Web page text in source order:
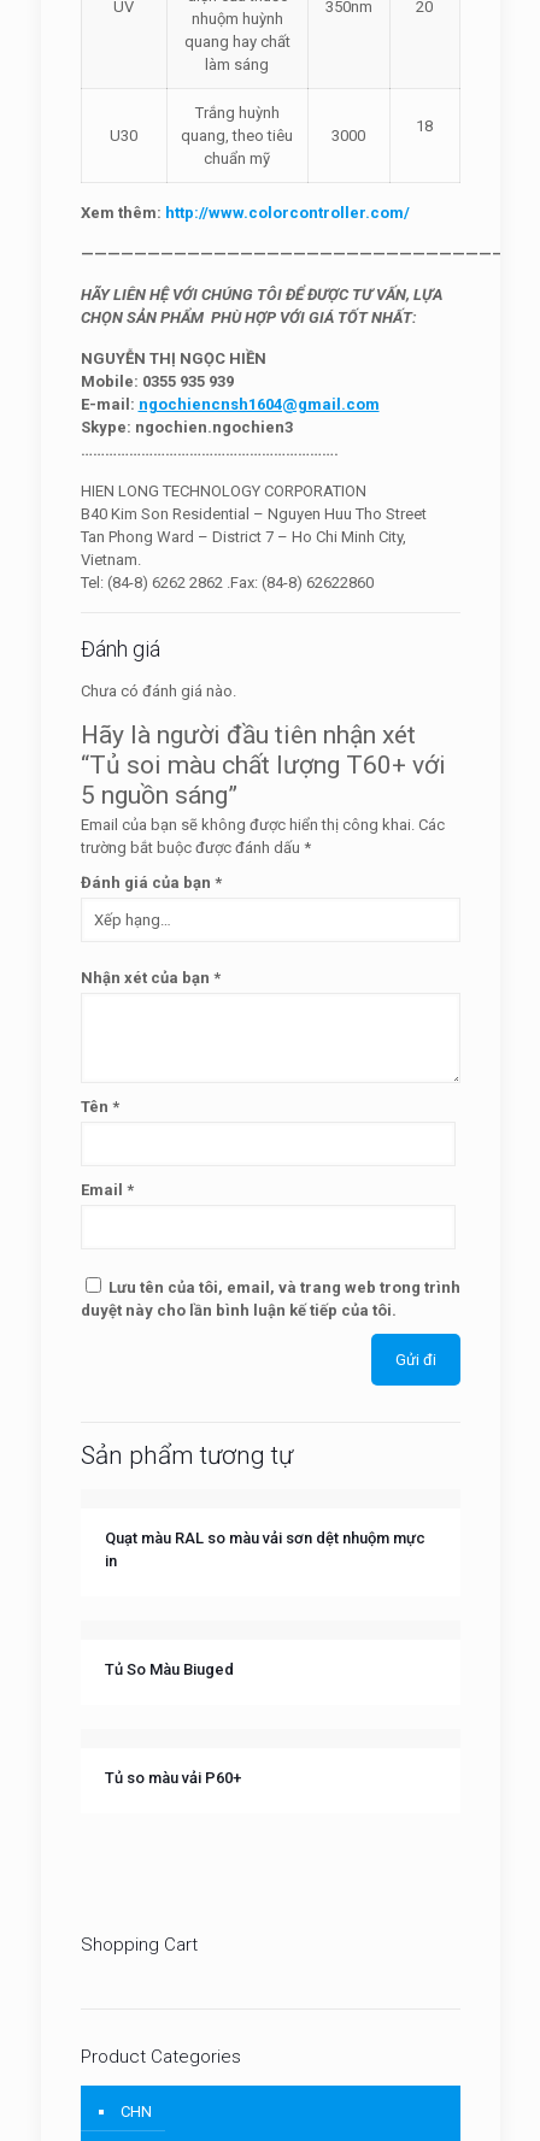
UV
nhuộm huỳnh
quang hay chất
làm sáng
350nm 20
U30
Trắng huỳnh
quang, theo tiêu
chuẩn mỹ
3000
18
Xem thêm: http://www.colorcontroller.com/
—————————————————————————————————-
HÃY LIÊN HỆ VỚI CHÚNG TÔI ĐỂ ĐƯỢC TƯ VẤN, LỰA
CHỌN SẢN PHẨM PHÙ HỢP VỚI GIÁ TỐT NHẤT:
NGUYỄN THỊ NGỌC HIỀN
Mobile: 0355 935 939
E-mail: ngochiencnsh1604@gmail.com
Skype: ngochien.ngochien3
……………………………………………………….
HIEN LONG TECHNOLOGY CORPORATION
B40 Kim Son Residential – Nguyen Huu Tho Street
Tan Phong Ward – District 7 – Ho Chi Minh City,
Vietnam.
Tel: (84-8) 6262 2862 .Fax: (84-8) 62622860
Đánh giá
Chưa có đánh giá nào.
Hãy là người đầu tiên nhận xét
“Tủ soi màu chất lượng T60+ với
5 nguồn sáng”
Email của bạn sẽ không được hiển thị công khai. Các
trường bắt buộc được đánh dấu *
Đánh giá của bạn *
Nhận xét của bạn *
Tên *
Email *
Lưu tên của tôi, email, và trang web trong trình
duyệt này cho lần bình luận kế tiếp của tôi.
Sản phẩm tương tự
Quạt màu RAL so màu vải sơn dệt nhuộm mực
in
Tủ So Màu Biuged
Tủ so màu vải P60+
Shopping Cart
Product Categories
CHN